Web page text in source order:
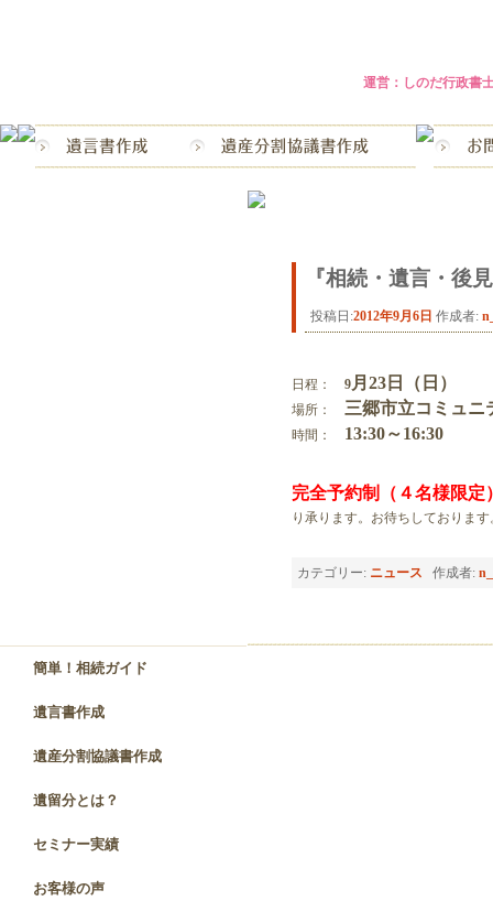
相続・遺言の窓口 埼玉県
三郷市
運営：しのだ行政書
『相続・遺言・後
投稿日:2012年9月6日 作成者:
日程： 9 月23日（日）
場所： 三郷市立コミュニ
時間： 13:30～16:30
完全予約制（４名様限定
り承ります。お待ちしております
カテゴリー: ニュース 作成者:
簡単！相続ガイド
遺言書作成
遺産分割協議書作成
遺留分とは？
セミナー実績
お客様の声